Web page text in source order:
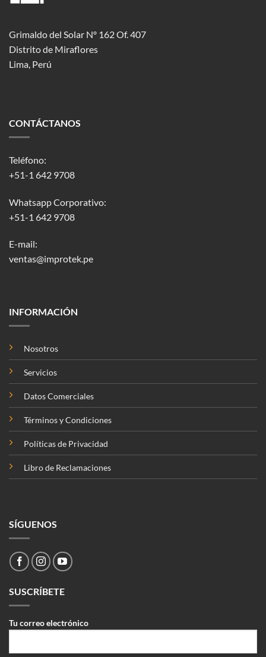
Grimaldo del Solar Nº 162 Of. 407
Distrito de Miraflores
Lima, Perú
CONTÁCTANOS
Teléfono:
+51-1 642 9708
Whatsapp Corporativo:
+51-1 642 9708
E-mail:
ventas@improtek.pe
INFORMACIÓN
Nosotros
Servicios
Datos Comerciales
Términos y Condiciones
Políticas de Privacidad
Libro de Reclamaciones
SÍGUENOS
SUSCRÍBETE
Tu correo electrónico